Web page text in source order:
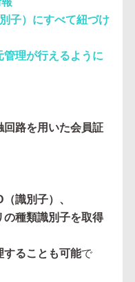
子）にすべて紐づけ
理が行えるように
回路を用いた会員証
識別子）、
の種類識別子を取得
することも可能で